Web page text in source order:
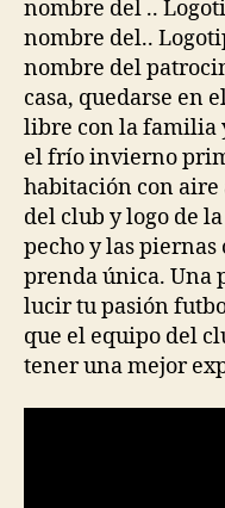
nombre del ..
nombre del..
nombre del
casa, quedarse en
libre con la familia
el frío invierno
habitación con aire
del club y logo de
pecho y las
prenda única. Una
lucir tu pasión
que el equipo del
tener una mejor